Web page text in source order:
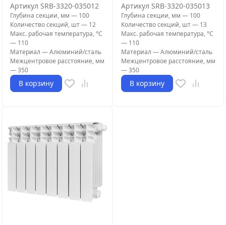
Артикул SRB-3320-035012
Глубина секции, мм — 100
Количество секций, шт— 12
Макс. рабочая температура, °С
— 110
Материал —Алюминий/сталь
Межцентровое расстояние, мм
—350
В корзину
Артикул SRB-3320-035013
Глубина секции, мм — 100
Количество секций, шт— 13
Макс. рабочая температура, °С
— 110
Материал —Алюминий/сталь
Межцентровое расстояние, мм
—350
В корзину